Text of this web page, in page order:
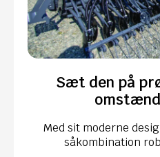
Sæt den på
Med sit moderne
såkombination